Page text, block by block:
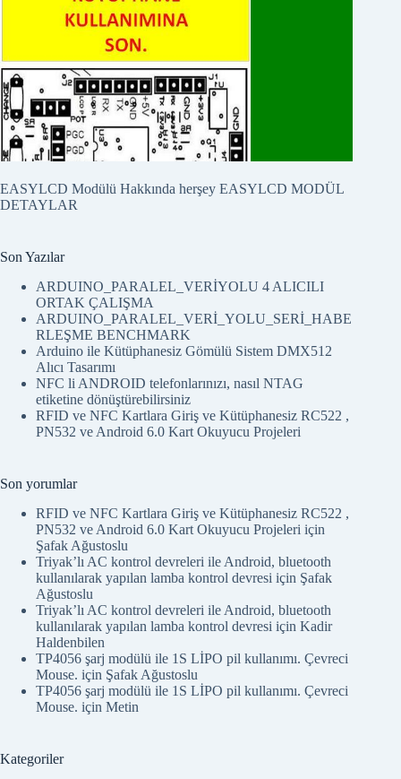
VISUAL BASIC 32bit
VISUAL BASIC 2010
WINAMP
KARAKTER JENERATÖR PROGRAMI
MBLOCK EASYLCD BLOKLARI,
UZANTI EKLEME
EASYLCD Modülü Hakkında herşey EASYLCD MODÜL
DETAYLAR
Son Yazılar
ARDUINO_PARALEL_VERİYOLU 4 ALICILI
ORTAK ÇALIŞMA
ARDUINO_PARALEL_VERİ_YOLU_SERİ_HABE
RLEŞME BENCHMARK
Arduino ile Kütüphanesiz Gömülü Sistem DMX512
Alıcı Tasarımı
NFC li ANDROID telefonlarınızı, nasıl NTAG
etiketine dönüştürebilirsiniz
RFID ve NFC Kartlara Giriş ve Kütüphanesiz RC522 ,
PN532 ve Android 6.0 Kart Okuyucu Projeleri
Son yorumlar
RFID ve NFC Kartlara Giriş ve Kütüphanesiz RC522 ,
PN532 ve Android 6.0 Kart Okuyucu Projeleri için
Şafak Ağustoslu
Triyak’lı AC kontrol devreleri ile Android, bluetooth
kullanılarak yapılan lamba kontrol devresi için Şafak
Ağustoslu
Triyak’lı AC kontrol devreleri ile Android, bluetooth
kullanılarak yapılan lamba kontrol devresi için Kadir
Haldenbilen
TP4056 şarj modülü ile 1S LİPO pil kullanımı. Çevreci
Mouse. için Şafak Ağustoslu
TP4056 şarj modülü ile 1S LİPO pil kullanımı. Çevreci
Mouse. için Metin
Kategoriler